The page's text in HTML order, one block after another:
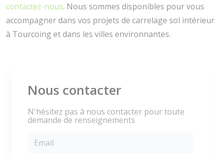
contactez-nous. Nous sommes disponibles pour vous
accompagner dans vos projets de carrelage sol intérieur
à Tourcoing et dans les villes environnantes.
Nous contacter
N'hésitez pas à nous contacter pour toute
demande de renseignements